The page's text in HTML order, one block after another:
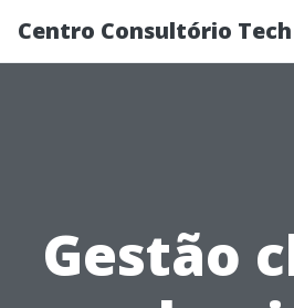
Centro Consultório Tech
Gestão